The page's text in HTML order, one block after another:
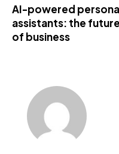
AI-powered
assistants: the future
of business